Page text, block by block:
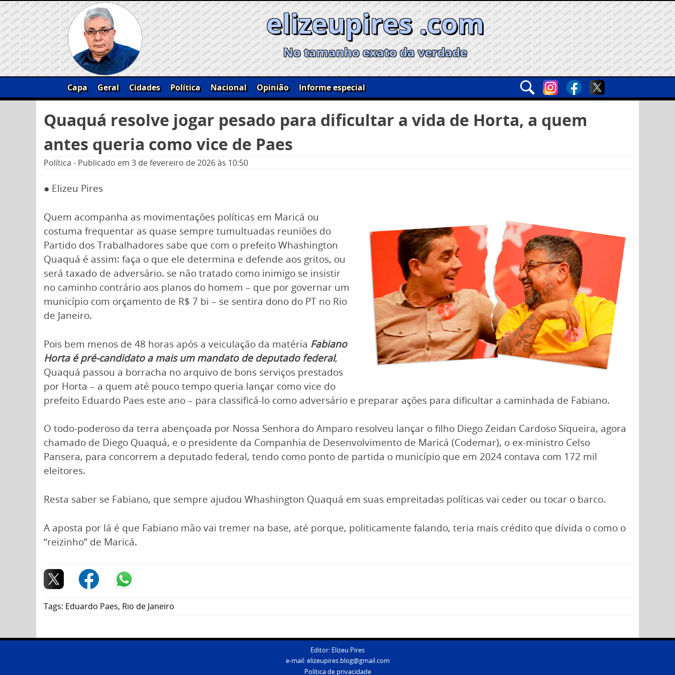
Skip
to
content
elizeupires .com
No tamanho exato da verdade
Capa Geral Cidades Política Nacional Opinião
Informe especial
por:
Quaquá resolve jogar pesado para dificultar a vida de Horta, a quem
antes queria como vice de Paes
Política - Publicado em 3 de fevereiro de 2026às 10:50
● Elizeu Pires
Quem acompanha as movimentações políticas em Maricá ou
costuma frequentar as quase sempre tumultuadas reuniões do
Partido dos Trabalhadores sabe que com o prefeito Whashington
Quaquá é assim: faça o que ele determina e defende aos gritos, ou
será taxado de adversário. se não tratado como inimigo se insistir
no caminho contrário aos planos do homem – que por governar um
município com orçamento de R$ 7 bi – se sentira dono do PT no Rio
de Janeiro.
Pois bem menos de 48 horas após a veiculação da matéria Fabiano
Horta é pré-candidato a mais um mandato de deputado federal,
Quaquá passou a borracha no arquivo de bons serviços prestados
por Horta – a quem até pouco tempo queria lançar como vice do
prefeito Eduardo Paes este ano – para classificá-lo como adversário e preparar ações para dificultar a caminhada de Fabiano.
O todo-poderoso da terra abençoada por Nossa Senhora do Amparo resolveu lançar o filho Diego Zeidan Cardoso Siqueira, agora
chamado de Diego Quaquá, e o presidente da Companhia de Desenvolvimento de Maricá (Codemar), o ex-ministro Celso
Pansera, para concorrem a deputado federal, tendo como ponto de partida o município que em 2024 contava com 172 mil
eleitores.
Resta saber se Fabiano, que sempre ajudou Whashington Quaquá em suas empreitadas políticas vai ceder ou tocar o barco.
A aposta por lá é que Fabiano mão vai tremer na base, até porque, politicamente falando, teria mais crédito que dívida o como o
“reizinho” de Maricá.
Tags: Eduardo Paes, Rio de Janeiro
Editor: Elizeu Pires
e-mail:elizeupires.blog@gmail.com
Política de privacidade